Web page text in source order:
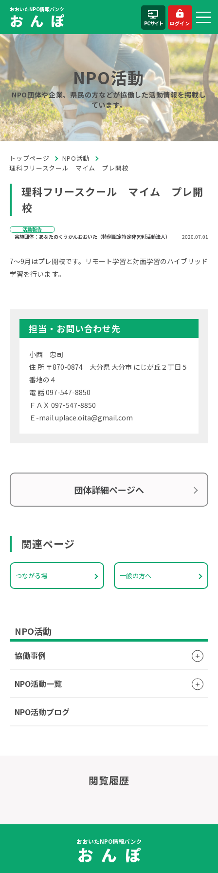
おおいたNPO情報バンク
お ん ぽ PCサイト ログイン
NPO活動
NPO団体や企業、県民の方などが協働した活動情報を掲載し
ています。
トップページ
NPO活動
理科フリースクール マイム プレ開校
理科フリースクール マイム プレ開
校
活動報告
実施団体：あなたのくうかんおおいた（特例認定特定非営利活動法人）
2020.07.01
7〜9月はプレ開校です。リモート学習と対面学習のハイブリッド
学習を行いま す。
担当・お問い合わせ先
小西 忠司
住 所 〒870-0874 大分県 大分市 にじが丘２丁目５
番地の４
電 話 097-547-8850
ＦＡＸ 097-547-8850
Ｅ-mail uplace.oita@gmail.com
団体詳細ページへ
関連ページ
つながる場 一般の方へ
NPO活動
協働事例
NPO活動一覧
NPO活動ブログ
閲覧履歴
おおいたNPO情報バンク
お ん ぽ